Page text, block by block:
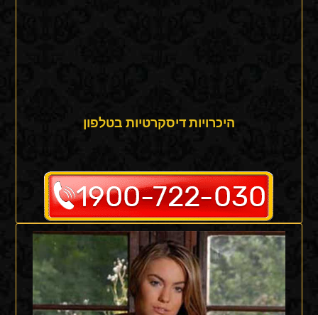
היכרויות דיסקרטיות בטלפון